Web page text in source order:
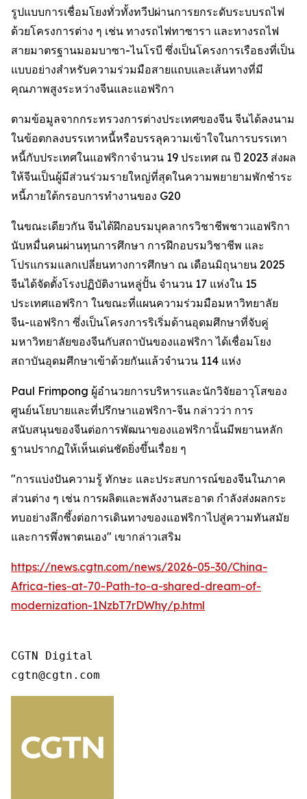
รูปแบบการเชื่อมโยงทั่วทั้งทวีปผ่านการยกระดับระบบรถไฟ
ด้วยโครงการต่าง ๆ เช่น ทางรถไฟทาซารา และทางรถไฟ
สายมาตรฐานมอมบาซา-ไนโรบี ซึ่งเป็นโครงการเรือธงที่เป็น
แบบอย่างสำหรับความร่วมมือสายแถบและเส้นทางที่มี
คุณภาพสูงระหว่างจีนและแอฟริกา
ตามข้อมูลจากกระทรวงการต่างประเทศของจีน จีนได้ลงนาม
ในข้อตกลงบรรเทาหนี้หรือบรรลุความเข้าใจในการบรรเทา
หนี้กับประเทศในแอฟริกาจำนวน 19 ประเทศ ณ ปี 2023 ส่งผล
ให้จีนเป็นผู้มีส่วนร่วมรายใหญ่ที่สุดในความพยายามพักชำระ
หนี้ภายใต้กรอบการทำงานของ G20
ในขณะเดียวกัน จีนได้ฝึกอบรมบุคลากรวิชาชีพชาวแอฟริกา
นับหมื่นคนผ่านทุนการศึกษา การฝึกอบรมวิชาชีพ และ
โปรแกรมแลกเปลี่ยนทางการศึกษา ณ เดือนมิถุนายน 2025
จีนได้จัดตั้งโรงปฏิบัติงานหลู่ปั้น จำนวน 17 แห่งใน 15
ประเทศแอฟริกา ในขณะที่แผนความร่วมมือมหาวิทยาลัย
จีน-แอฟริกา ซึ่งเป็นโครงการริเริ่มด้านอุดมศึกษาที่จับคู่
มหาวิทยาลัยของจีนกับสถาบันของแอฟริกา ได้เชื่อมโยง
สถาบันอุดมศึกษาเข้าด้วยกันแล้วจำนวน 114 แห่ง
Paul Frimpong ผู้อำนวยการบริหารและนักวิจัยอาวุโสของ
ศูนย์นโยบายและที่ปรึกษาแอฟริกา-จีน กล่าวว่า การ
สนับสนุนของจีนต่อการพัฒนาของแอฟริกานั้นมีพยานหลัก
ฐานปรากฏให้เห็นเด่นชัดยิ่งขึ้นเรื่อย ๆ
"การแบ่งปันความรู้ ทักษะ และประสบการณ์ของจีนในภาค
ส่วนต่าง ๆ เช่น การผลิตและพลังงานสะอาด กำลังส่งผลกระ
ทบอย่างลึกซึ้งต่อการเดินทางของแอฟริกาไปสู่ความทันสมัย
และการพึ่งพาตนเอง" เขากล่าวเสริม
https://news.cgtn.com/news/2026-05-30/China-
Africa-ties-at-70-Path-to-a-shared-dream-of-
modernization-1NzbT7rDWhy/p.html
CGTN Digital
cgtn@cgtn.com